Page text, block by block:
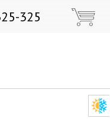
325